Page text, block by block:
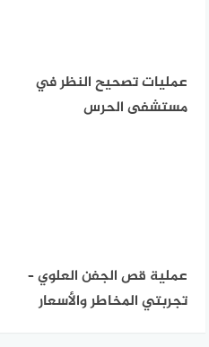
عمليات تصحيح النظر في
مستشفى الحرس
عملية قص الجفن العلوي –
تجربتي المخاطر والأسعار